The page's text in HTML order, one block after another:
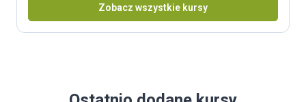
Zobacz wszystkie kursy